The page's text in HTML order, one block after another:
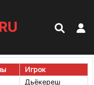
Игрок
Дьёкереш